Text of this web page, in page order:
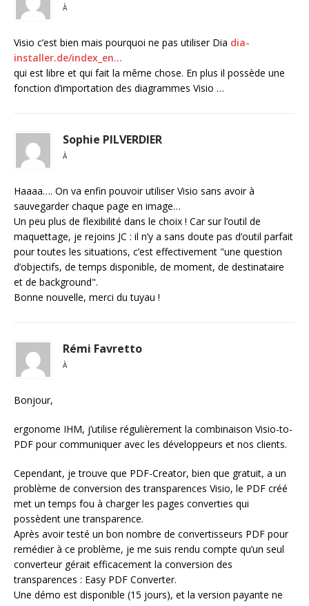
À
Visio c’est bien mais pourquoi ne pas utiliser Dia dia-
installer.de/index_en…
qui est libre et qui fait la même chose. En plus il possède une
fonction d’importation des diagrammes Visio …
Sophie PILVERDIER
À
Haaaa…. On va enfin pouvoir utiliser Visio sans avoir à
sauvegarder chaque page en image…
Un peu plus de flexibilité dans le choix ! Car sur l’outil de
maquettage, je rejoins JC : il n’y a sans doute pas d’outil parfait
pour toutes les situations, c’est effectivement "une question
d’objectifs, de temps disponible, de moment, de destinataire
et de background".
Bonne nouvelle, merci du tuyau !
Rémi Favretto
À
Bonjour,
ergonome IHM, j’utilise régulièrement la combinaison Visio-to-
PDF pour communiquer avec les développeurs et nos clients.
Cependant, je trouve que PDF-Creator, bien que gratuit, a un
problème de conversion des transparences Visio, le PDF créé
met un temps fou à charger les pages converties qui
possèdent une transparence.
Après avoir testé un bon nombre de convertisseurs PDF pour
remédier à ce problème, je me suis rendu compte qu’un seul
converteur gérait efficacement la conversion des
transparences : Easy PDF Converter.
Une démo est disponible (15 jours), et la version payante ne